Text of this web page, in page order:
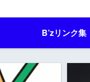
B’zリンク集